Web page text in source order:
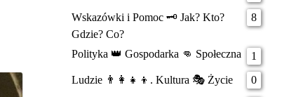
Wskazówki i Pomoc 🗝️ Jak? Kto?
Gdzie? Co?
8
Polityka 👑 Gospodarka 👊 Społeczna
1
Ludzie 👨‍👩‍👧‍👦. Kultura 🎭 Życie
0